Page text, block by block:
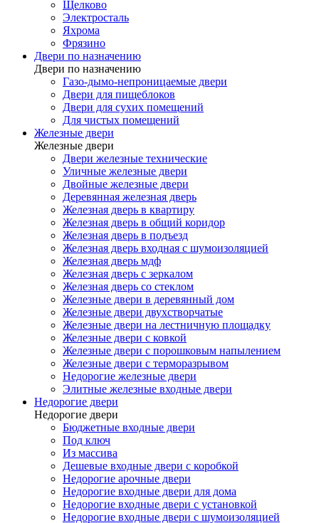
Щелково
Электросталь
Яхрома
Фрязино
Двери по назначению
Двери по назначению
Газо-дымо-непроницаемые двери
Двери для пищеблоков
Двери для сухих помещений
Для чистых помещений
Железные двери
Железные двери
Двери железные технические
Уличные железные двери
Двойные железные двери
Деревянная железная дверь
Железная дверь в квартиру
Железная дверь в общий коридор
Железная дверь в подъезд
Железная дверь входная с шумоизоляцией
Железная дверь мдф
Железная дверь с зеркалом
Железная дверь со стеклом
Железные двери в деревянный дом
Железные двери двухстворчатые
Железные двери на лестничную площадку
Железные двери с ковкой
Железные двери с порошковым напылением
Железные двери с терморазрывом
Недорогие железные двери
Элитные железные входные двери
Недорогие двери
Недорогие двери
Бюджетные входные двери
Под ключ
Из массива
Дешевые входные двери с коробкой
Недорогие арочные двери
Недорогие входные двери для дома
Недорогие входные двери с установкой
Недорогие входные двери с шумоизоляцией